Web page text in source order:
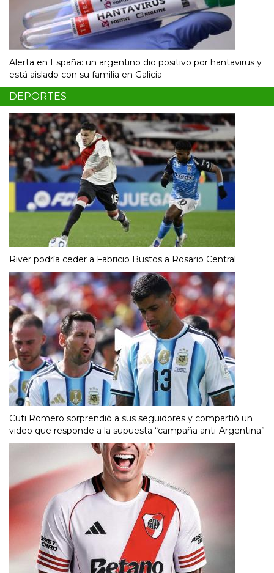
Alerta en España: un argentino dio positivo por hantavirus y
está aislado con su familia en Galicia
DEPORTES
River podría ceder a Fabricio Bustos a Rosario Central
Cuti Romero sorprendió a sus seguidores y compartió un
video que responde a la supuesta “campaña anti-Argentina”